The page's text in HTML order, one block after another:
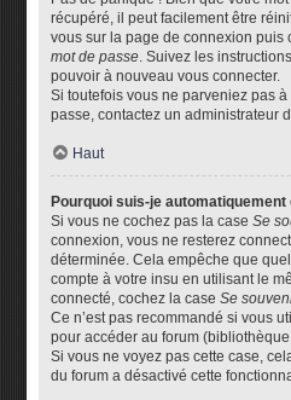
récupéré, il peut facilement être
vous sur la page de connexion puis
mot de passe. Suivez les
pouvoir à nouveau vous connecter.
Si toutefois vous ne parveniez pas
passe, contactez un administrateur
Haut
Pourquoi suis-je automatiquement
Si vous ne cochez pas la caseSe
connexion, vous ne resterez
déterminée. Cela empêche que
compte à votre insu en utilisant le
connecté, cochez la caseSe
Ce n’est pas recommandé si vous
pour accéder au forum
Si vous ne voyez pas cette case,
du forum a désactivé cette